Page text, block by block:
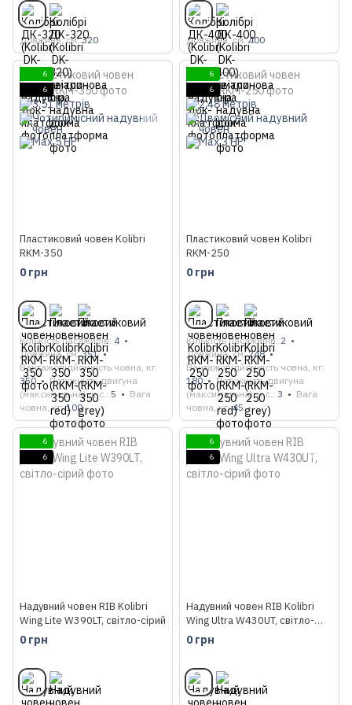
Довжина, см 320 Довжина, см 400
6
6
Пластиковий човен Kolibri
RKM-350
0 грн
Кількість пасажирів 4
Довжина, см 351
Вантажопідйомність човна, кг
350
Потужність двигуна
(максимальна), к.с. 5
Вага
човна, кг 100
6
6
Пластиковий човен Kolibri
RKM-250
0 грн
Кількість пасажирів 2
Довжина, см 248
Вантажопідйомність човна, кг
180
Потужність двигуна
(максимальна), к.с. 3
Вага
човна, кг 45
6
6
Надувний човен RIB Kolibri
Wing Lite W390LT, світло-сірий
0 грн
6
6
Надувний човен RIB Kolibri
Wing Ultra W430UT, світло-
сірий
0 грн